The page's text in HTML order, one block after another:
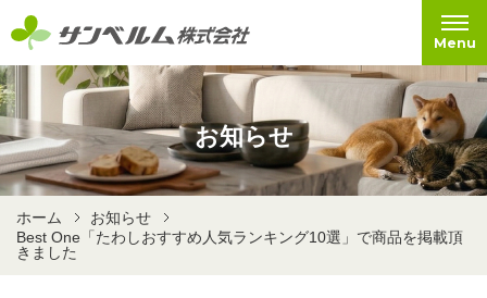
Menu
お知らせ
ホーム
お知らせ
Best One「たわしおすすめ人気ランキング10選」で商品を掲載頂
きました